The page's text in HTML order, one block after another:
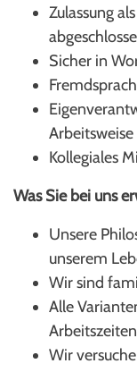
Zulassung
Sicher in
Arbeitsweise
Kollegiales
Was Sie bei uns
Unsere
unserem
Wir sind
Alle
Wir